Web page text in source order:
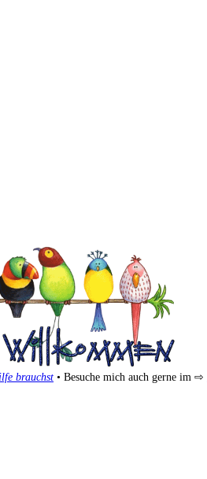
brauchst • Besuche mich auch gerne im ⇨